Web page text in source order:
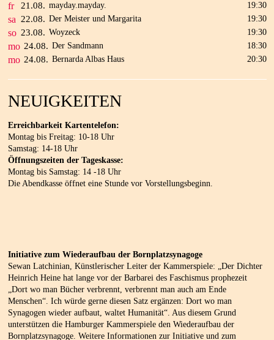
fr 21.08. mayday.mayday. 19:30
sa 22.08. Der Meister und Margarita 19:30
so 23.08. Woyzeck 19:30
mo 24.08. Der Sandmann 18:30
mo 24.08. Bernarda Albas Haus 20:30
NEUIGKEITEN
Erreichbarkeit Kartentelefon:
Montag bis Freitag: 10-18 Uhr
Samstag: 14-18 Uhr
Öffnungszeiten der Tageskasse:
Montag bis Samstag: 14 -18 Uhr
Die Abendkasse öffnet eine Stunde vor Vorstellungsbeginn.
Initiative zum Wiederaufbau der Bornplatzsynagoge
Sewan Latchinian, Künstlerischer Leiter der Kammerspiele: „Der Dichter
Heinrich Heine hat lange vor der Barbarei des Faschismus prophezeit
„Dort wo man Bücher verbrennt, verbrennt man auch am Ende
Menschen“. Ich würde gerne diesen Satz ergänzen: Dort wo man
Synagogen wieder aufbaut, waltet Humanität“. Aus diesem Grund
unterstützen die Hamburger Kammerspiele den Wiederaufbau der
Bornplatzsynagoge. Weitere Informationen zur Initiative und zum